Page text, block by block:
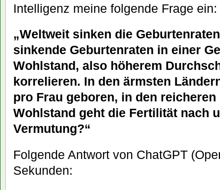
Intelligenz meine folgende Frage ein:
„Weltweit sinken die
sinkende Geburtenraten in einer
Wohlstand, also höherem
korrelieren. In den ärmsten
pro Frau geboren, in den
Wohlstand geht die Fertilität nach
Vermutung?“
Folgende Antwort von ChatGPT
Sekunden: